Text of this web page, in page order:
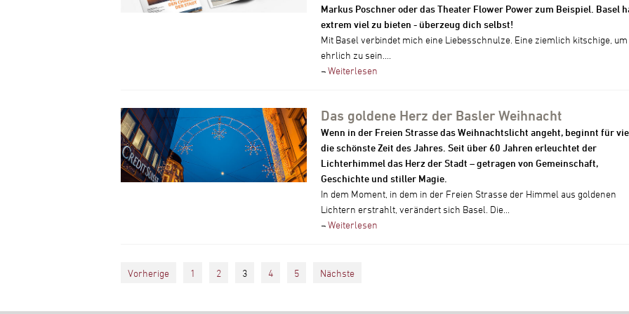
Markus Poschner oder das Theater Flower Power zum Beispiel. Basel
extrem viel zu bieten - überzeug dich selbst!
Mit Basel verbindet mich eine Liebesschnulze. Eine ziemlich kitschige, um
ehrlich zu sein....
¬Weiterlesen
Das goldene Herz der Basler Weihnacht
Wenn in der Freien Strasse das Weihnachtslicht angeht, beginnt für
die schönste Zeit des Jahres. Seit über 60 Jahren erleuchtet der
Lichterhimmel das Herz der Stadt – getragen von Gemeinschaft,
Geschichte und stiller Magie.
In dem Moment, in dem in der Freien Strasse der Himmel aus goldenen
Lichtern erstrahlt, verändert sich Basel. Die...
¬Weiterlesen
Vorherige 1 2 3 4 5 Nächste